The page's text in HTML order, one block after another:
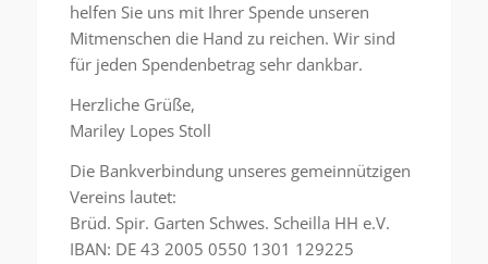
helfen Sie uns mit Ihrer Spende unseren
Mitmenschen die Hand zu reichen. Wir sind
für jeden Spendenbetrag sehr dankbar.
Herzliche Grüße,
Mariley Lopes Stoll
Die Bankverbindung unseres gemeinnützigen
Vereins lautet:
Brüd. Spir. Garten Schwes. Scheilla HH e.V.
IBAN: DE 43 2005 0550 1301 129225